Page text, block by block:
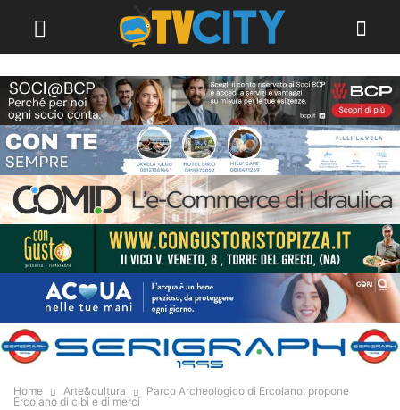
Home Arte&cultura
Parco Archeologico di Ercolano: propone
Ercolano di cibi e di merci